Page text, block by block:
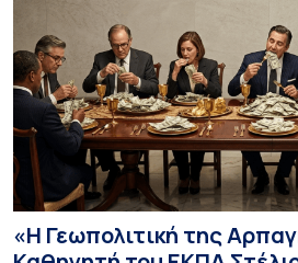
«Η Γεωπολιτική της